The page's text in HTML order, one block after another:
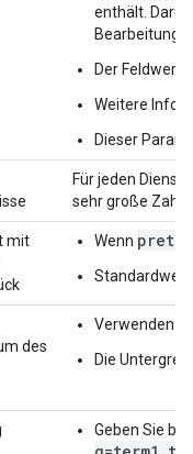
enthält.
Der Feldwert
Weitere
Dieser
Für jeden
sehr große Zahl
mit
Wenn
des
Verwenden
Die
Geben Sie